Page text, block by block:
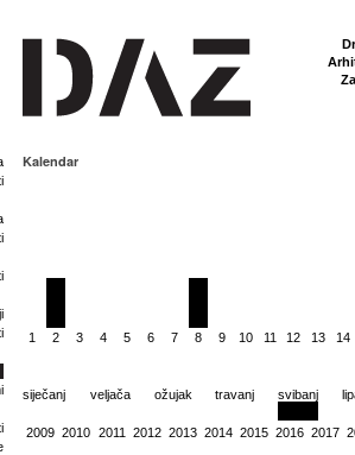
Kalendar
1 2 3 4 5 6 7 8 9 10 11 12 13 14
siječanj veljača ožujak travanj svibanj
2009 2010 2011 2012 2013 2014 2015 2016 2017